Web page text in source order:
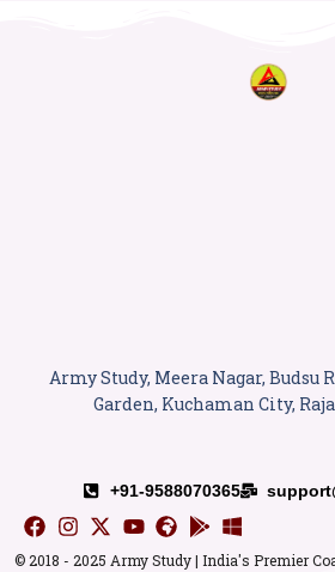
Army Study, Meera Nagar, Budsu
Garden, Kuchaman City,
+91-9588070365
© 2018 - 2025 Army Study | India's Premier